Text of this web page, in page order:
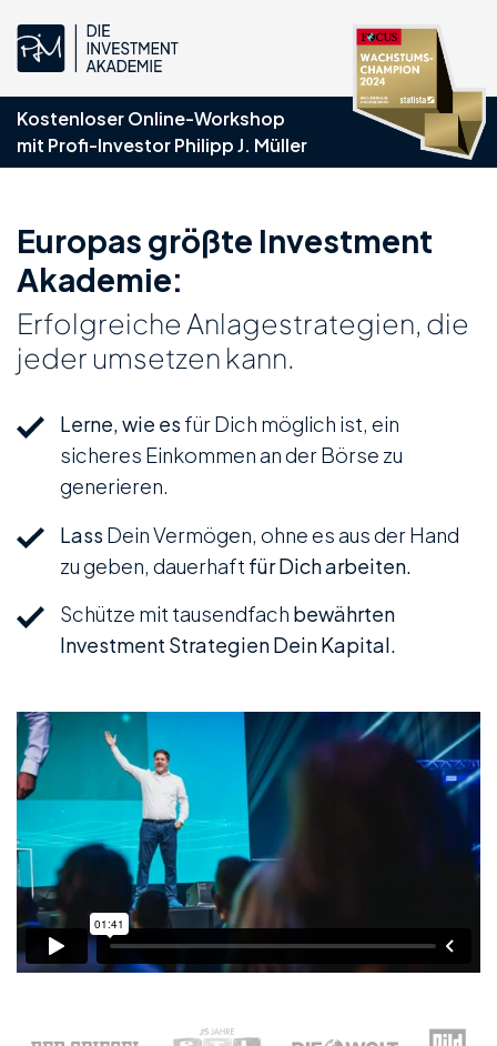
Kostenloser Online-Workshop
mit Profi-Investor Philipp J. Müller
Europas größte Investment
Akademie:
Erfolgreiche Anlagestrategien, die
jeder umsetzen kann.
Lerne, wie es für Dich möglich ist, ein
sicheres Einkommen an der Börse zu
generieren.
Lass Dein Vermögen, ohne es aus der Hand
zu geben, dauerhaft für Dich arbeiten.
Schütze mit tausendfach bewährten
Investment Strategien Dein Kapital.